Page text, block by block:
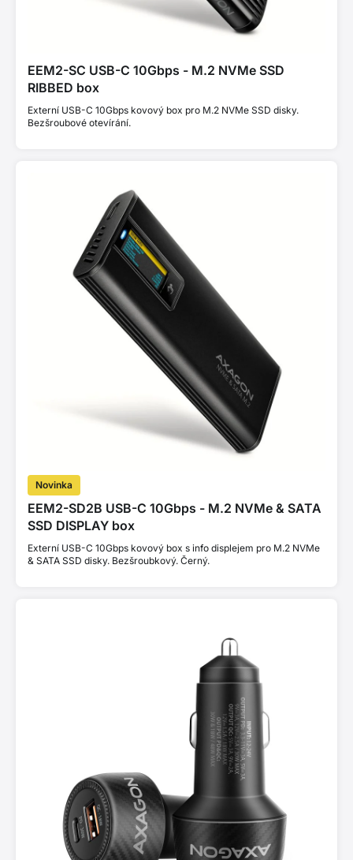
EEM2-SC USB-C 10Gbps - M.2 NVMe SSD
RIBBED box
Externí USB-C 10Gbps kovový box pro M.2 NVMe SSD disky.
Bezšroubové otevírání.
Novinka
EEM2-SD2B USB-C 10Gbps - M.2 NVMe & SATA
SSD DISPLAY box
Externí USB-C 10Gbps kovový box s info displejem pro M.2 NVMe
& SATA SSD disky. Bezšroubkový. Černý.